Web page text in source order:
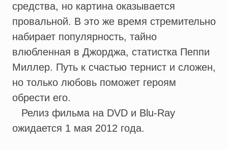
средства, но картина оказывается
провальной. В это же время стремительно
набирает популярность, тайно
влюбленная в Джорджа, статистка Пеппи
Миллер. Путь к счастью тернист и сложен,
но только любовь поможет героям
обрести его.
Релиз фильма на DVD и Blu-Ray
ожидается 1 мая 2012 года.